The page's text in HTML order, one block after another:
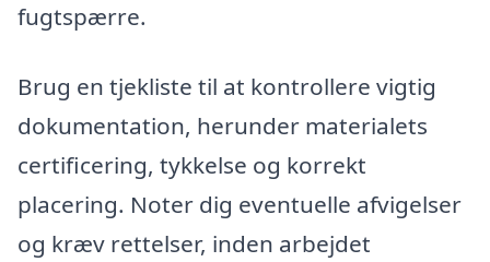
fugtspærre.
Brug en tjekliste til at kontrollere vigtig
dokumentation, herunder materialets
certificering, tykkelse og korrekt
placering. Noter dig eventuelle afvigelser
og kræv rettelser, inden arbejdet